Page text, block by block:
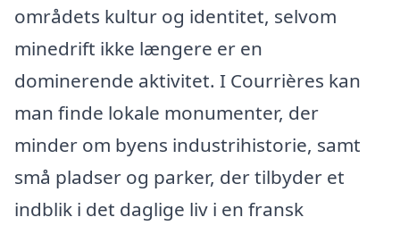
områdets kultur og identitet, selvom
minedrift ikke længere er en
dominerende aktivitet. I Courrières kan
man finde lokale monumenter, der
minder om byens industrihistorie, samt
små pladser og parker, der tilbyder et
indblik i det daglige liv i en fransk